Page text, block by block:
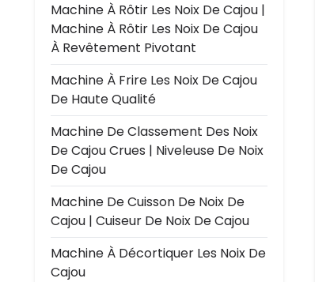
Machine À Rôtir Les Noix De Cajou |
Machine À Rôtir Les Noix De Cajou
À Revêtement Pivotant
Machine À Frire Les Noix De Cajou
De Haute Qualité
Machine De Classement Des Noix
De Cajou Crues | Niveleuse De Noix
De Cajou
Machine De Cuisson De Noix De
Cajou | Cuiseur De Noix De Cajou
Machine À Décortiquer Les Noix De
Cajou